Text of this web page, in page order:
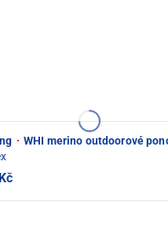
· WHI merino outdoorové